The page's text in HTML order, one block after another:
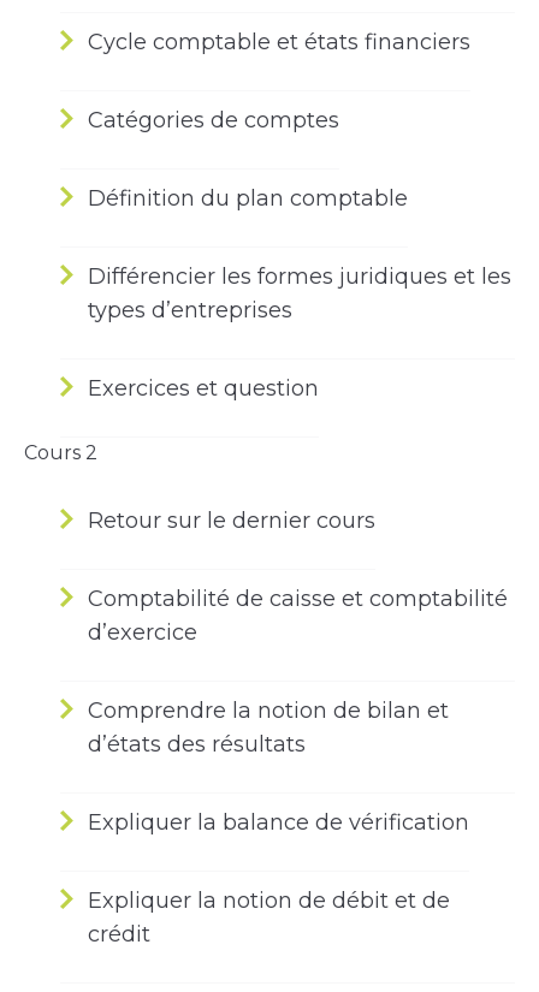
Cycle comptable et états financiers
Catégories de comptes
Définition du plan comptable
Différencier les formes juridiques et les
types d’entreprises
Exercices et question
Cours 2
Retour sur le dernier cours
Comptabilité de caisse et comptabilité
d’exercice
Comprendre la notion de bilan et
d’états des résultats
Expliquer la balance de vérification
Expliquer la notion de débit et de
crédit